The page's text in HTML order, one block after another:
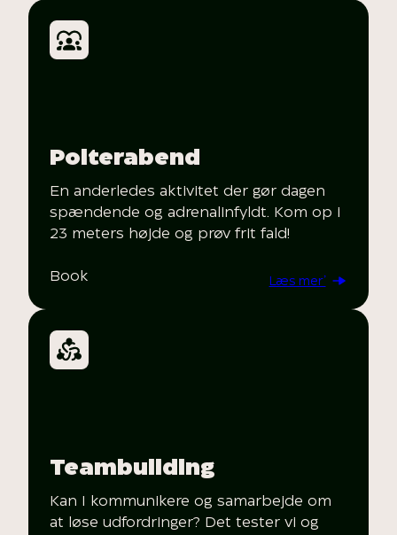
Polterabend
En anderledes aktivitet der gør dagen
spændende og adrenalinfyldt. Kom op i
23 meters højde og prøv frit fald!
Book Læs mer’
Teambuilding
Kan I kommunikere og samarbejde om
at løse udfordringer? Det tester vi og